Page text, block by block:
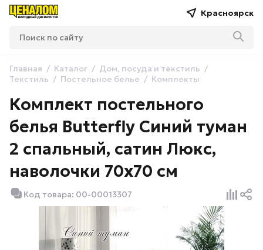
Красноярск
Главная Каталог
Дом, посуда и текстиль
Текстиль
Постельное белье Комплекты
Комплект постельного
белья Butterfly Синий туман
2 спальный, сатин Люкс,
наволочки 70х70 см
Код товара: 00-00013307